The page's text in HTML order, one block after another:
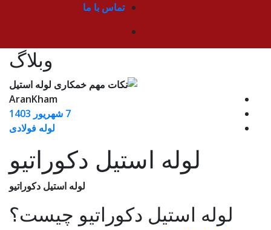
تماس با ما
وبلاگ
AranKham
7 شهریور 1403
لوله فولادی
لوله استیل دکوراتیو
لوله استیل دکوراتیو
لوله استیل دکوراتیو چیست؟